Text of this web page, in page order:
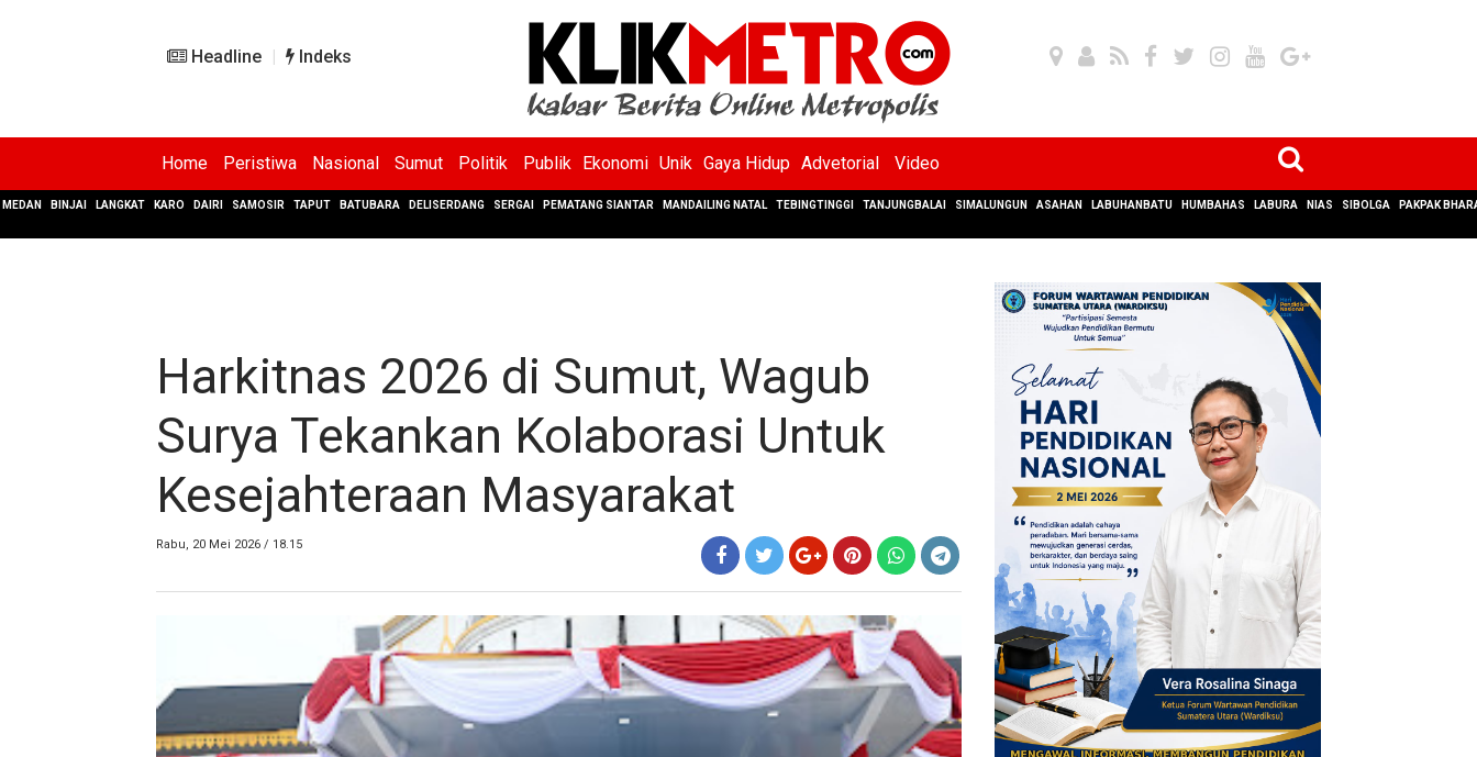
Headline Indeks
Home Peristiwa Nasional Sumut Politik Publik Ekonomi Unik Gaya Hidup Advetorial Video
MEDAN BINJAI LANGKAT KARO DAIRI SAMOSIR TAPUT BATUBARA DELISERDANG SERGAI PEMATANG SIANTAR MANDAILING NATAL TEBINGTINGGI TANJUNGBALAI SIMALUNGUN ASAHAN LABUHANBATU HUMBAHAS LABURA NIAS SIBOLGA PAKPAK
Harkitnas 2026 di Sumut, Wagub
Surya Tekankan Kolaborasi Untuk
Kesejahteraan Masyarakat
Rabu, 20 Mei 2026 / 18.15